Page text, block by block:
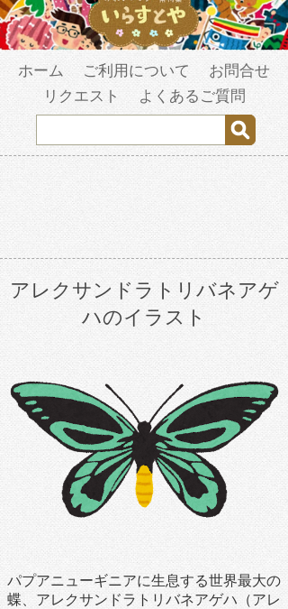
ホーム ご利用について
お問合せ
リクエスト
よくあるご質問
アレクサンドラトリバネアゲ
ハのイラスト
パプアニューギニアに生息する世界最大の
蝶、アレクサンドラトリバネアゲハ（アレ